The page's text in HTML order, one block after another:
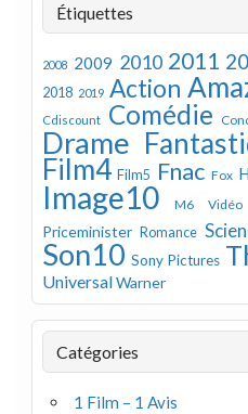
Étiquettes
2008 2009 2010 2011
2018 2019 Action
Cdiscount Comédie
Drame
Film4 Film5 Fnac Fox
Image10 M6 Vidéo
Priceminister Romance
Son10 Sony Pictures
UniversalWarner
Catégories
1 Film – 1 Avis